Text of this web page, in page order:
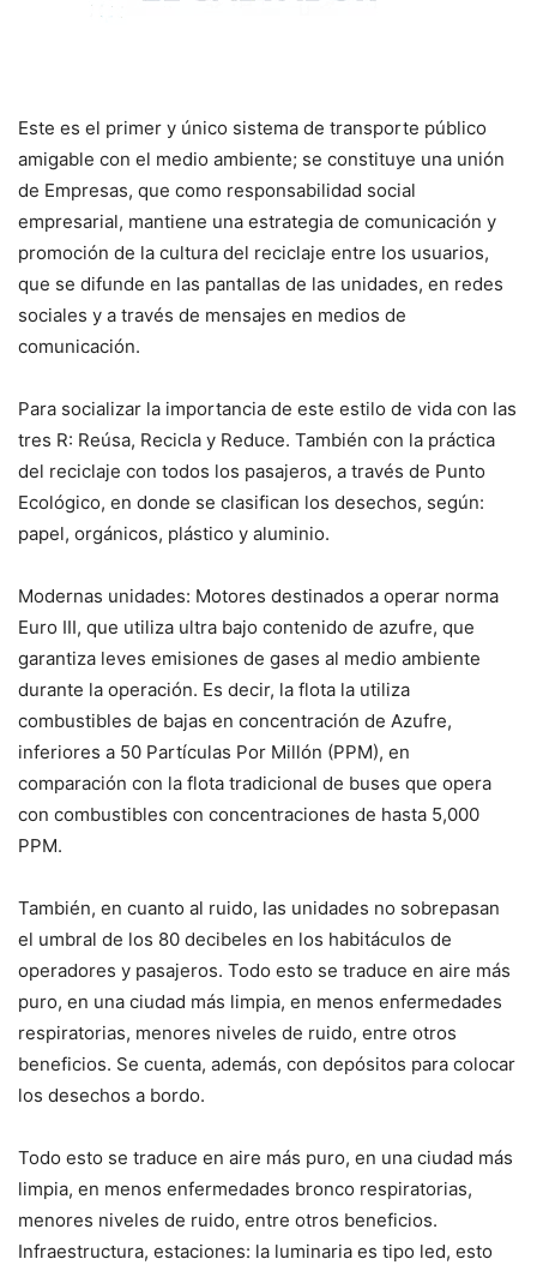
Este es el primer y único sistema de transporte público
amigable con el medio ambiente; se constituye una unión
de Empresas, que como responsabilidad social
empresarial, mantiene una estrategia de comunicación y
promoción de la cultura del reciclaje entre los usuarios,
que se difunde en las pantallas de las unidades, en redes
sociales y a través de mensajes en medios de
comunicación.
Para socializar la importancia de este estilo de vida con las
tres R: Reúsa, Recicla y Reduce. También con la práctica
del reciclaje con todos los pasajeros, a través de Punto
Ecológico, en donde se clasifican los desechos, según:
papel, orgánicos, plástico y aluminio.
Modernas unidades: Motores destinados a operar norma
Euro III, que utiliza ultra bajo contenido de azufre, que
garantiza leves emisiones de gases al medio ambiente
durante la operación. Es decir, la flota la utiliza
combustibles de bajas en concentración de Azufre,
inferiores a 50 Partículas Por Millón (PPM), en
comparación con la flota tradicional de buses que opera
con combustibles con concentraciones de hasta 5,000
PPM.
También, en cuanto al ruido, las unidades no sobrepasan
el umbral de los 80 decibeles en los habitáculos de
operadores y pasajeros. Todo esto se traduce en aire más
puro, en una ciudad más limpia, en menos enfermedades
respiratorias, menores niveles de ruido, entre otros
beneficios. Se cuenta, además, con depósitos para colocar
los desechos a bordo.
Todo esto se traduce en aire más puro, en una ciudad más
limpia, en menos enfermedades bronco respiratorias,
menores niveles de ruido, entre otros beneficios.
Infraestructura, estaciones: la luminaria es tipo led, esto